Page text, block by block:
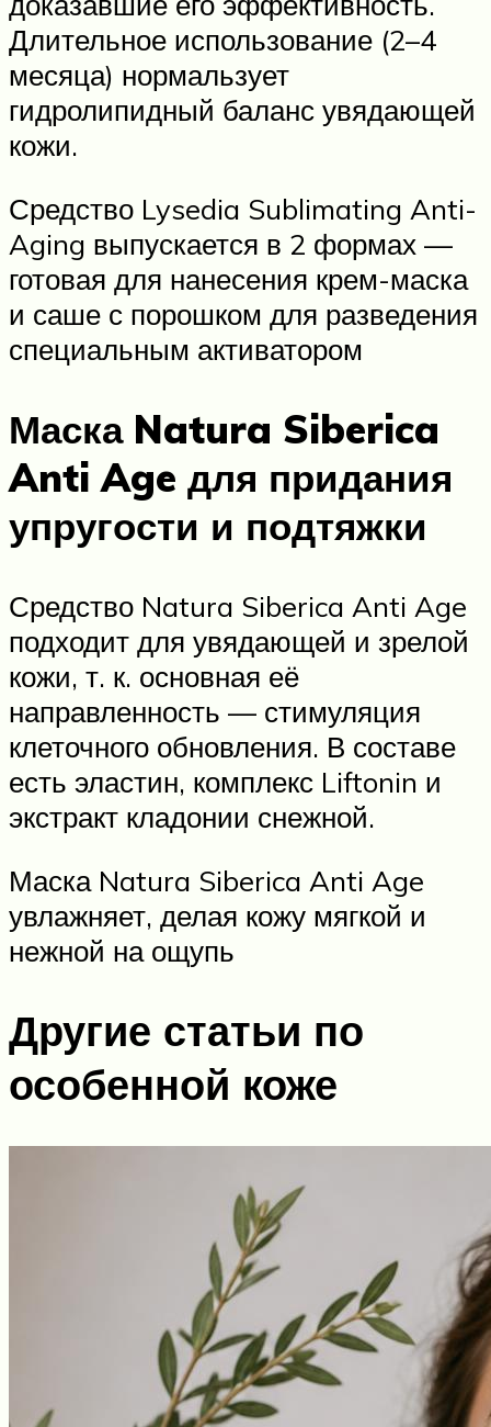
Длительное использование (2–4
месяца) нормальзует
гидролипидный баланс увядающей
кожи.
Средство Lysedia Sublimating Anti-
Aging выпускается в 2 формах —
готовая для нанесения крем-маска
и саше с порошком для разведения
специальным активатором
Маска Natura Siberica
Anti Age для придания
упругости и подтяжки
Средство Natura Siberica Anti Age
подходит для увядающей и зрелой
кожи, т. к. основная её
направленность — стимуляция
клеточного обновления. В составе
есть эластин, комплекс Liftonin и
экстракт кладонии снежной.
Маска Natura Siberica Anti Age
увлажняет, делая кожу мягкой и
нежной на ощупь
Другие статьи по
особенной коже